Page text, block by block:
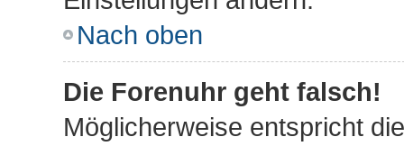
Nach oben
Die Forenuhr geht falsch!
Möglicherweise entspricht